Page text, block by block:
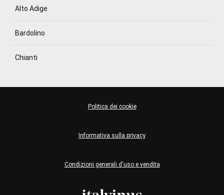
Alto Adige
Bardolino
Chianti
Condizioni generali d'uso e vendita
Informativa sulla privacy
Politica dei cookie